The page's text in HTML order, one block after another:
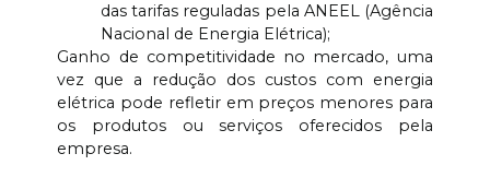
das tarifas reguladas pela ANEEL (Agência
Nacional de Energia Elétrica);
Ganho de competitividade no mercado, uma
vez que a redução dos custos com energia
elétrica pode refletir em preços menores para
os produtos ou serviços oferecidos pela
empresa.